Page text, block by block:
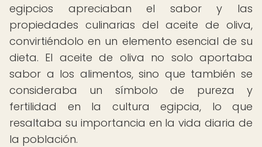
egipcios apreciaban el sabor y las
propiedades culinarias del aceite de oliva,
convirtiéndolo en un elemento esencial de su
dieta. El aceite de oliva no solo aportaba
sabor a los alimentos, sino que también se
consideraba un símbolo de pureza y
fertilidad en la cultura egipcia, lo que
resaltaba su importancia en la vida diaria de
la población.